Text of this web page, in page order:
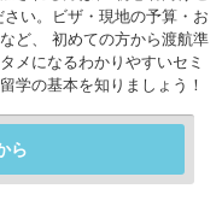
さい。ビザ・現地の予算・お
ど、 初めての方から渡航準
メになるわかりやすいセミ
学の基本を知りましょう！
ら